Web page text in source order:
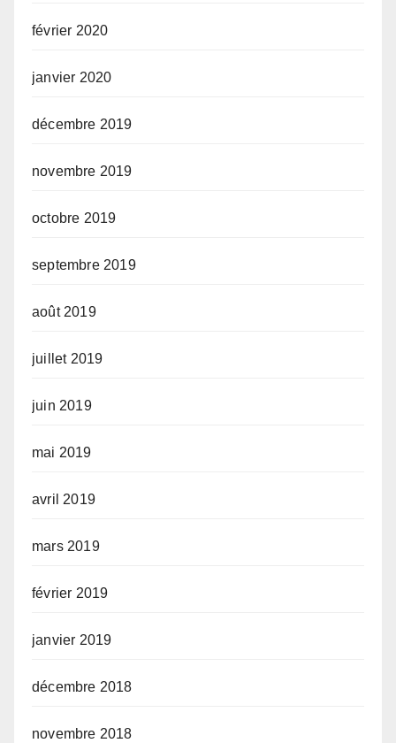
février 2020
janvier 2020
décembre 2019
novembre 2019
octobre 2019
septembre 2019
août 2019
juillet 2019
juin 2019
mai 2019
avril 2019
mars 2019
février 2019
janvier 2019
décembre 2018
novembre 2018